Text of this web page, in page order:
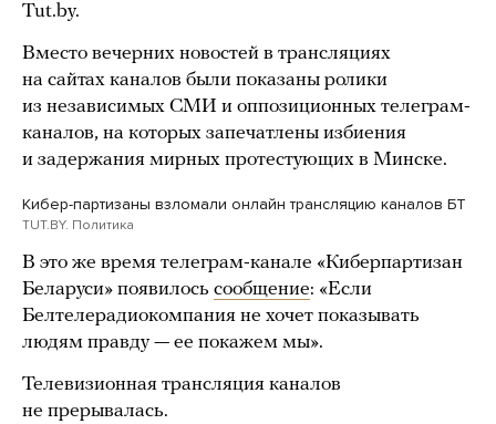
Tut.by.
Вместо вечерних новостей в трансляциях
на сайтах каналов были показаны ролики
из независимых СМИ и оппозиционных телеграм-
каналов, на которых запечатлены избиения
и задержания мирных протестующих в Минске.
Кибер-партизаны взломали онлайн трансляцию каналов БТ
TUT.BY. Политика
В это же время телеграм-канале «Киберпартизан
Беларуси» появилось сообщение: «Если
Белтелерадиокомпания не хочет показывать
людям правду — ее покажем мы».
Телевизионная трансляция каналов
не прерывалась.